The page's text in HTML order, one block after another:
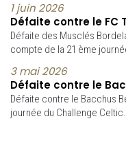
1 juin 2026
Défaite contre le FC
Défaite des Musclés
compte de la 21 ème
3 mai 2026
Défaite contre le
Défaite contre le Bacchus
journée du Challenge Celtic.